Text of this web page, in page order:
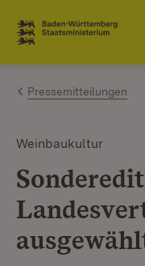
Zum Inhalt
Link zur Startseite
Pressemitteilungen
Weinbaukultur